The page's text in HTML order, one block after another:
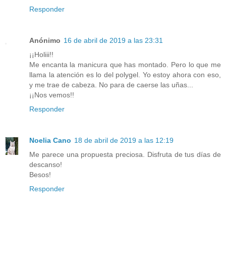
Responder
Anónimo 16 de abril de 2019 a las 23:31
¡¡Holiii!!
Me encanta la manicura que has montado. Pero lo que me
llama la atención es lo del polygel. Yo estoy ahora con eso,
y me trae de cabeza. No para de caerse las uñas...
¡¡Nos vemos!!
Responder
Noelia Cano 18 de abril de 2019 a las 12:19
Me parece una propuesta preciosa. Disfruta de tus días de
descanso!
Besos!
Responder